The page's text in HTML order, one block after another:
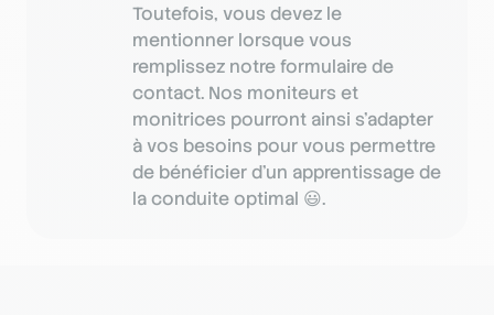
Toutefois, vous devez le
mentionner lorsque vous
remplissez notre formulaire de
contact. Nos moniteurs et
monitrices pourront ainsi s’adapter
à vos besoins pour vous permettre
de bénéficier d’un apprentissage de
la conduite optimal 😃.